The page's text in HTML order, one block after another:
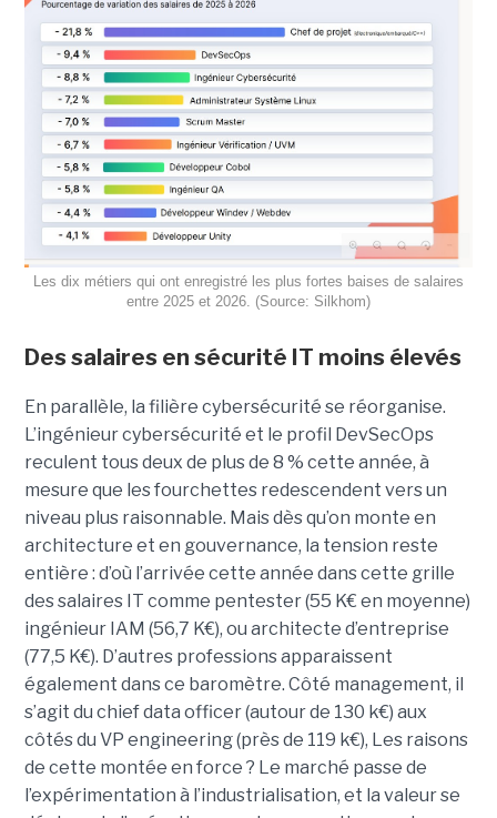
Les dix métiers qui ont enregistré les plus fortes baises de salaires
entre 2025 et 2026. (Source: Silkhom)
Des salaires en sécurité IT moins élevés
En parallèle, la filière cybersécurité se réorganise.
L’ingénieur cybersécurité et le profil DevSecOps
reculent tous deux de plus de 8 % cette année, à
mesure que les fourchettes redescendent vers un
niveau plus raisonnable. Mais dès qu’on monte en
architecture et en gouvernance, la tension reste
entière : d’où l’arrivée cette année dans cette grille
des salaires IT comme pentester (55 K€ en moyenne)
ingénieur IAM (56,7 K€), ou architecte d’entreprise
(77,5 K€). D’autres professions apparaissent
également dans ce baromètre. Côté management, il
s’agit du chief data officer (autour de 130 k€) aux
côtés du VP engineering (près de 119 k€), Les raisons
de cette montée en force ? Le marché passe de
l’expérimentation à l’industrialisation, et la valeur se